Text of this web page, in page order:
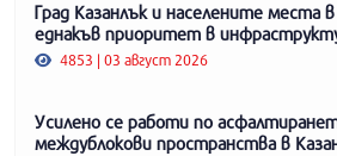
Град Казанлък и населените места
еднакъв приоритет в
4853 | 03 август 2026
Усилено се работи по
междублокови пространства в